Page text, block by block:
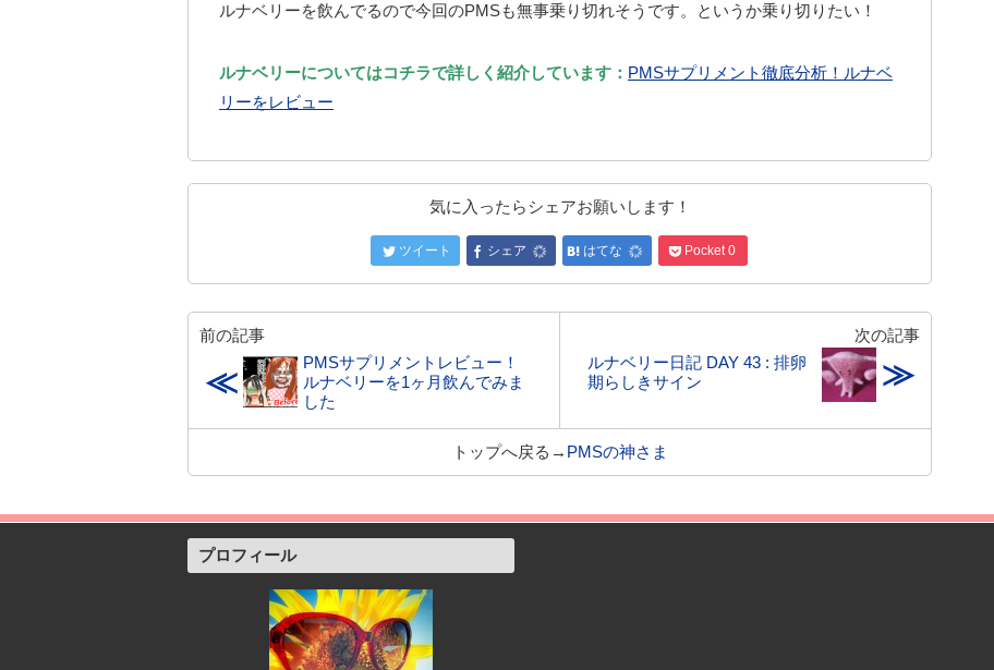
ルナベリーを飲んでるので今回のPMSも無事乗り切れそうです。というか乗り切りたい！
ルナベリーについてはコチラで詳しく紹介しています： PMSサプリメント徹底分析！ルナベ
リーをレビュー
気に入ったらシェアお願いします！
ツイート シェア はてな Pocket 0
前の記事
≪
PMSサプリメントレビュー！
ルナベリーを1ヶ月飲んでみま
した
次の記事
ルナベリー日記 DAY 43 : 排卵
期らしきサイン
≫
トップへ戻る→ PMSの神さま
プロフィール